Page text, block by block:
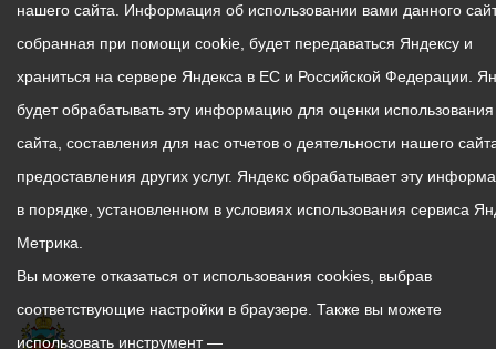
нашего сайта. Информация об использовании вами данного
собранная при помощи cookie, будет передаваться Яндексу и
храниться на сервере Яндекса в ЕС и Российской Федерации.
будет обрабатывать эту информацию для оценки
сайта, составления для нас отчетов о деятельности нашего
предоставления других услуг. Яндекс обрабатывает эту
в порядке, установленном в условиях использования сервиса
Метрика.
Вы можете отказаться от использования cookies, выбрав
соответствующие настройки в браузере. Также вы можете
использовать инструмент —